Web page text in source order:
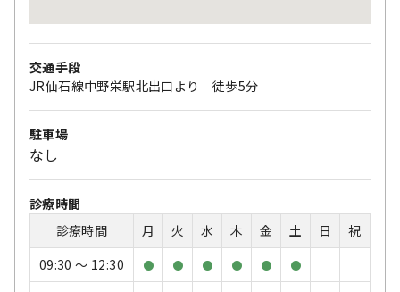
交通手段
JR仙石線中野栄駅北出口より 徒歩5分
駐車場
なし
診療時間
診療時間
月 火 水 木 金 土 日
祝
09:30 〜 12:30
● ● ● ● ● ●